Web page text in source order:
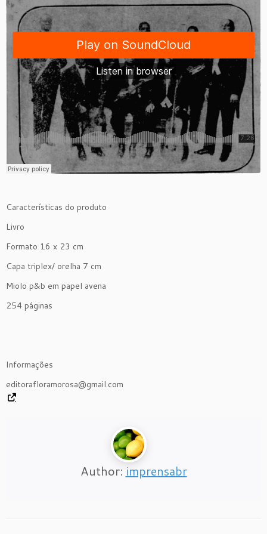
Características do produto
Livro
Formato 16 x 23 cm
Capa triplex/ orelha 7 cm
Miolo p&b em papel avena
254 páginas
Informações
editorafloramorosa@gmail.com
Author: imprensabr